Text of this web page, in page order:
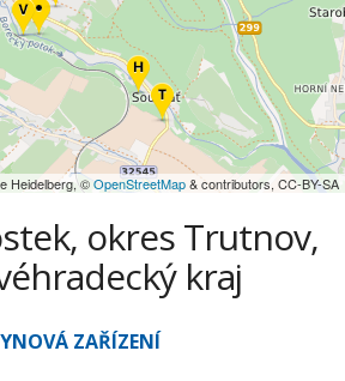
Heidelberg, ©OpenStreetMap& contributors, CC-BY-SA
okres Trutnov,
kraj
ZAŘÍZENÍ